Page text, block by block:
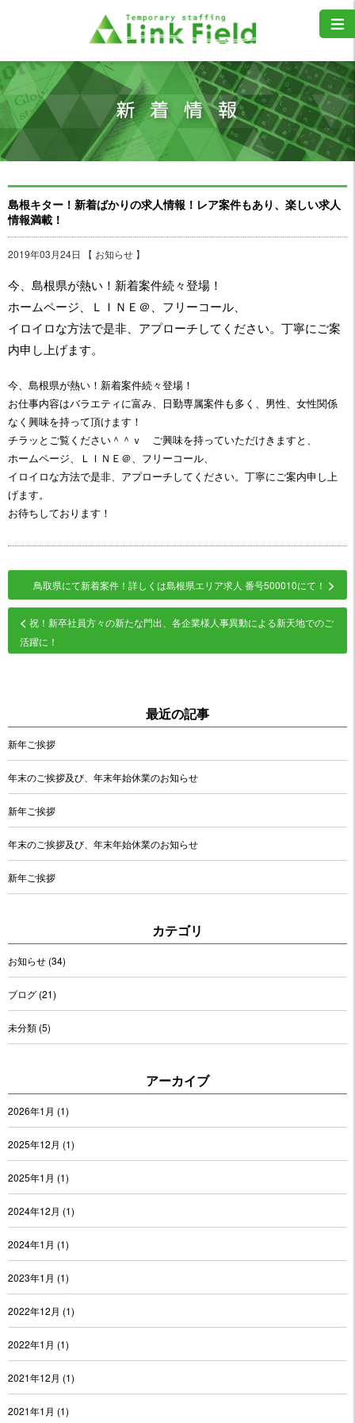
島根キター！新着ばかりの求人情報！レア案件もあり、楽しい求人
情報満載！
2019年03月24日 【 お知らせ 】
今、島根県が熱い！新着案件続々登場！
ホームページ、ＬＩＮＥ＠、フリーコール、
イロイロな方法で是非、アプローチしてください。丁寧にご案
内申し上げます。
今、島根県が熱い！新着案件続々登場！
お仕事内容はバラエティに富み、日勤専属案件も多く、男性、女性関係
なく興味を持って頂けます！
チラッとご覧ください＾＾ｖ ご興味を持っていただけきますと、
ホームページ、ＬＩＮＥ＠、フリーコール、
イロイロな方法で是非、アプローチしてください。丁寧にご案内申し上
げます。
お待ちしております！
鳥取県にて新着案件！詳しくは島根県エリア求人 番号500010にて！ >
< 祝！新卒社員方々の新たな門出、各企業様人事異動による新天地でのご
活躍に！
最近の記事
新年ご挨拶
年末のご挨拶及び、年末年始休業のお知らせ
新年ご挨拶
年末のご挨拶及び、年末年始休業のお知らせ
新年ご挨拶
カテゴリ
お知らせ (34)
ブログ (21)
未分類 (5)
アーカイブ
2026年1月 (1)
2025年12月 (1)
2025年1月 (1)
2024年12月 (1)
2024年1月 (1)
2023年1月 (1)
2022年12月 (1)
2022年1月 (1)
2021年12月 (1)
2021年1月 (1)